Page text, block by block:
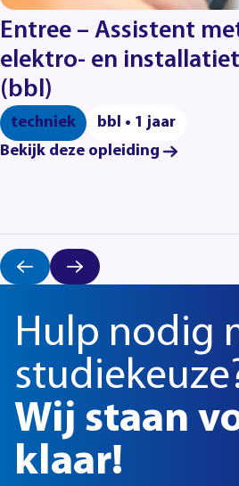
Entree – Assistent
elektro- en
(bbl)
techniek
bbl • 1 jaar
Bekijk deze opleiding
Hulp nodig
Wij staan
klaar!